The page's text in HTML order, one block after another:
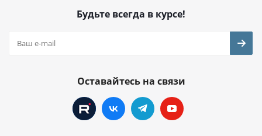
Будьте всегда в курсе!
Оставайтесь на связи